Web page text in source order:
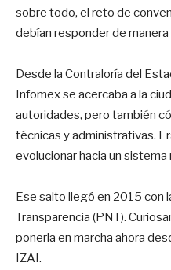
sobre todo, el reto de
debían responder de
Desde la Contraloría del
Infomex se acercaba a la
autoridades, pero también
técnicas y administrativas.
evolucionar hacia un sistema
Ese salto llegó en 2015 con
Transparencia (PNT).
ponerla en marcha ahora
IZAI.